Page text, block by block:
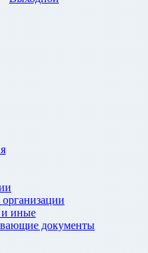
и иные
документы